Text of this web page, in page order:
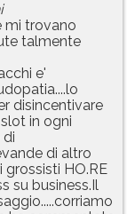
mi trovano
talmente
e'
disincentivare
in ogni
di
di altro
HO.RE
su business.Il